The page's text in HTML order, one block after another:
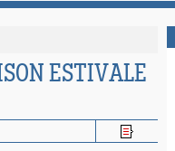
ESTIVALE